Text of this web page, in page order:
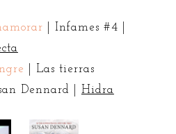
| Infames #4 |
| Las tierras
Dennard | Hidra